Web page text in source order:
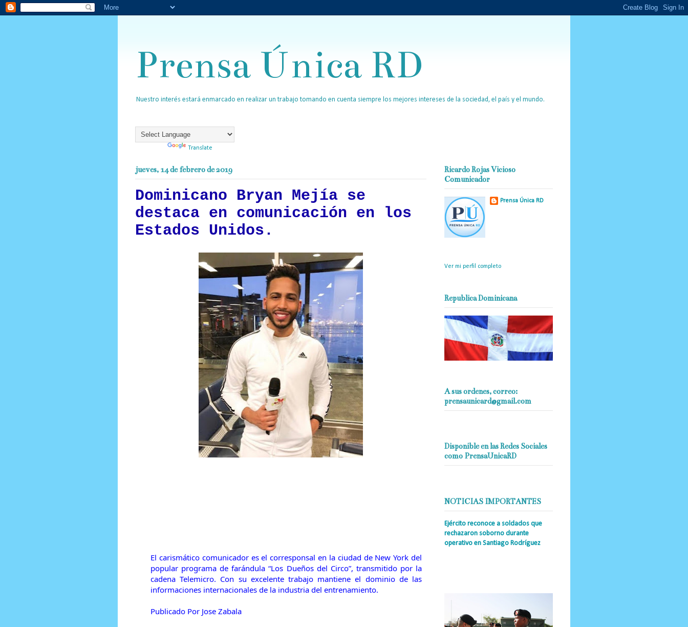
Prensa Única RD
Nuestro interés estará enmarcado en realizar un trabajo tomando en cuenta siempre los mejores intereses de la sociedad, el país y el mundo.
Translate
jueves, 14 de febrero de 2019
Dominicano Bryan Mejía se
destaca en comunicación en los
Estados Unidos.
El carismático comunicador es el corresponsal en la ciudad de New York del
popular programa de farándula “Los Dueños del Circo”, transmitido por la
cadena Telemicro. Con su excelente trabajo mantiene el dominio de las
informaciones internacionales de la industria del entrenamiento.
Publicado Por Jose Zabala
Ricardo Rojas Vicioso
Comunicador
Prensa Única RD
Ver mi perfil completo
Republica Dominicana
A sus ordenes, correo:
prensaunicard@gmail.com
Disponible en las Redes Sociales
como PrensaUnicaRD
NOTICIAS IMPORTANTES
Ejército reconoce a soldados que
rechazaron soborno durante
operativo en Santiago Rodríguez